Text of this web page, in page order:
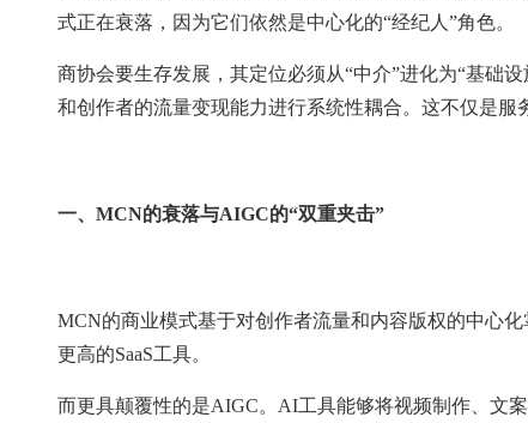
式正在衰落，因为它们依然是中心化的“经纪人”角色。
商协会要生存发展，其定位必须从“中介”进化为“基础
和创作者的流量变现能力进行系统性耦合。这不仅是服
一、MCN的衰落与AIGC的“双重夹击”
MCN的商业模式基于对创作者流量和内容版权的中心
更高的SaaS工具。
而更具颠覆性的是AIGC。AI工具能够将视频制作、文